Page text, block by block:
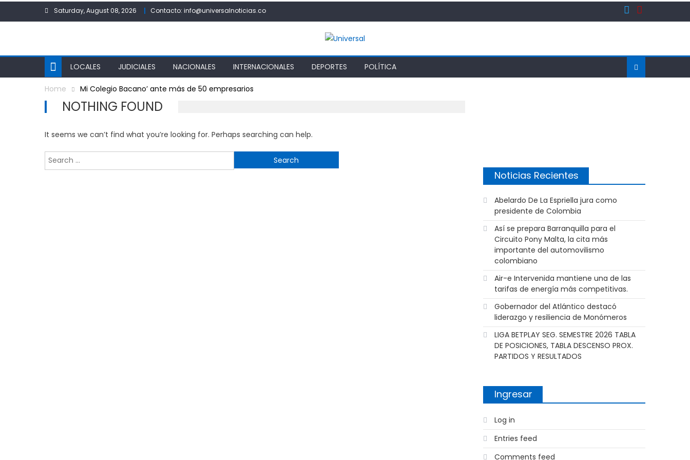
Saturday, August 08, 2026 Contacto: info@universalnoticias.co
LOCALES JUDICIALES NACIONALES INTERNACIONALES DEPORTES POLÍTICA
Home Mi Colegio Bacano’ ante más de 50 empresarios
NOTHING FOUND
It seems we can’t find what you’re looking for. Perhaps searching can help.
for:
Noticias Recientes
Abelardo De La Espriella jura como
presidente de Colombia
Así se prepara Barranquilla para el
Circuito Pony Malta, la cita más
importante del automovilismo
colombiano
Air-e Intervenida mantiene una de las
tarifas de energía más competitivas.
Gobernador del Atlántico destacó
liderazgo y resiliencia de Monómeros
LIGA BETPLAY SEG. SEMESTRE 2026 TABLA
DE POSICIONES, TABLA DESCENSO PROX.
PARTIDOS Y RESULTADOS
Ingresar
Log in
Entries feed
Comments feed